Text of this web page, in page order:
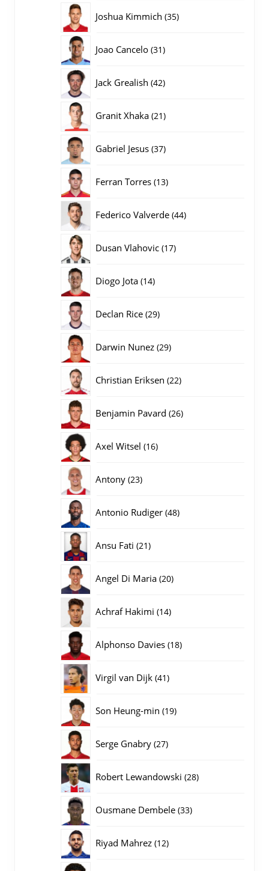
Joshua Kimmich 3535
Joao Cancelo 3131
Jack Grealish 4242
Granit Xhaka 2121
Gabriel Jesus 3737
Ferran Torres 1313
Federico Valverde 4444
Dusan Vlahovic 1717
Diogo Jota 1414
Declan Rice 2929
Darwin Nunez 2929
Christian Eriksen 2222
Benjamin Pavard 2626
Axel Witsel 1616
Antony 2323
Antonio Rudiger 4848
Ansu Fati 2121
Angel Di Maria 2020
Achraf Hakimi 1414
Alphonso Davies 1818
Virgil van Dijk 4141
Son Heung-min 1919
Serge Gnabry 2727
Robert Lewandowski 2828
Ousmane Dembele 3333
Riyad Mahrez 1212